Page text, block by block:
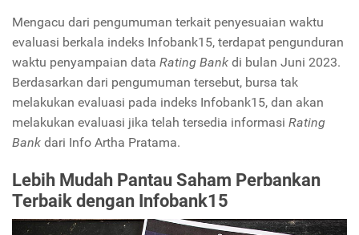
Mengacu dari pengumuman terkait penyesuaian waktu
evaluasi berkala indeks Infobank15, terdapat pengunduran
waktu penyampaian data Rating Bank di bulan Juni 2023.
Berdasarkan dari pengumuman tersebut, bursa tak
melakukan evaluasi pada indeks Infobank15, dan akan
melakukan evaluasi jika telah tersedia informasi Rating
Bank dari Info Artha Pratama.
Lebih Mudah Pantau Saham Perbankan
Terbaik dengan Infobank15